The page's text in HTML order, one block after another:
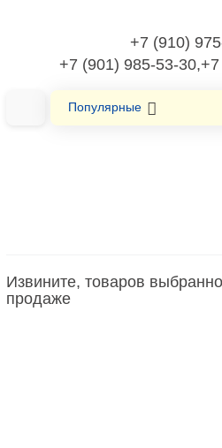
+7 (910)
+7 (901) 985-53-
Популярные
Компоненты для сборки
Извините, товаров
продаже